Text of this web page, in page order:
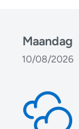
Maandag
10/08/2026